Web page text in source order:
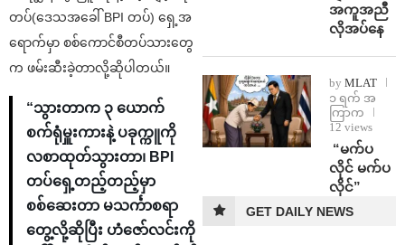
တပ်(ဒေသအခေါ် BPI တပ်) ရှေ့အ
ရောက်မှာ စစ်ကောင်စီတပ်သားတွေ
က ဖမ်းဆီးခဲ့တာလို့ဆိုပါတယ်။
“သွားတာက ၃ ယောက်
စက်ရုံမှူးကားနဲ့ ပခုက္ကူကို
လစာထုတ်သွားတာ၊ BPI
တပ်ရှေ့တည့်တည့်မှာ
စစ်ဆေးတာ မသင်္ကာစရာ
တွေ့လို့ဆိုပြီး ဟံဇော်လင်းကို
အကူအညီ
လိုအပ်နေ
by MLAT
၁ ရက် အ
ကြာက
12 views
⁨ ⁨“မက်ပ
လိုင် မက်ပ
လိုင်”
GET DAILY NEWS